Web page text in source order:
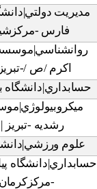
مديريت
فارس -
روانشناسي|موسسه
اکرم /ص /-
حسابداري|دانشگاه
رشديه -تبريز
علوم
حسابداري|دانشگاه
-مرکزکرمان